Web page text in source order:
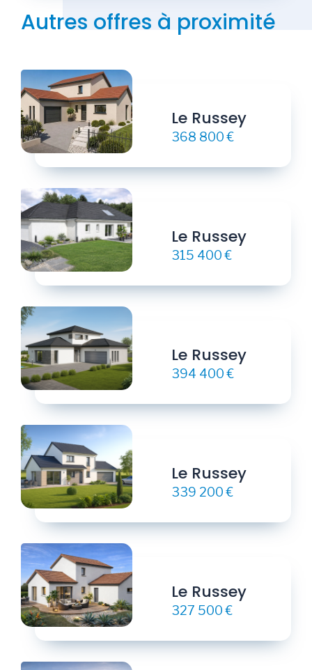
Autres offres à proximité
Le Russey
368 800 €
Le Russey
315 400 €
Le Russey
394 400 €
Le Russey
339 200 €
Le Russey
327 500 €